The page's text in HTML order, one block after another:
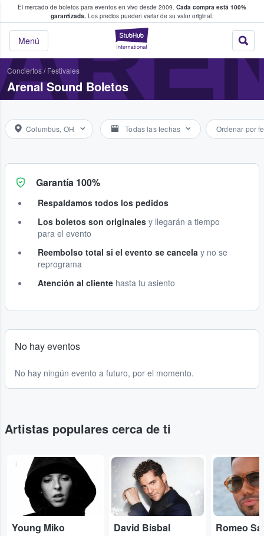
El mercado de boletos para eventos en vivo desde 2009. Cada compra está 100%
garantizada. Los precios pueden variar de su valor original.
StubHub: donde
Menú
fans compran y venden boletos
Conciertos/ Festivales
Arenal Sound Boletos
Columbus, OH Todas las fechas Ordenar por
Garantía 100%
Respaldamos todos los pedidos
Los boletos son originales y llegarán a tiempo
para el evento
Reembolso total si el evento se cancela y no se
reprograma
Atención al cliente hasta tu asiento
No hay eventos
No hay ningún evento a futuro, por el momento.
Artistas populares cerca de ti
...
Young Miko
...
David Bisbal Romeo